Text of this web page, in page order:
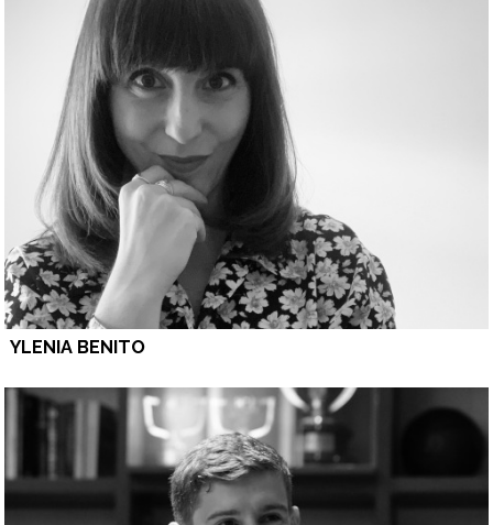
YLENIA BENITO